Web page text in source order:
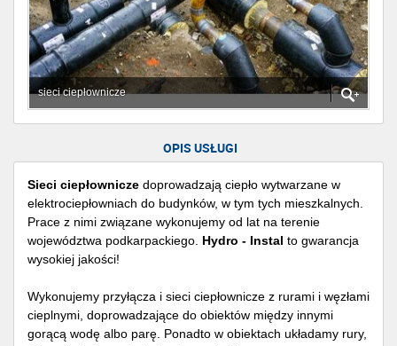
sieci ciepłownicze
OPIS USŁUGI
Sieci ciepłownicze doprowadzają ciepło wytwarzane w
elektrociepłowniach do budynków, w tym tych mieszkalnych.
Prace z nimi związane wykonujemy od lat na terenie
województwa podkarpackiego. Hydro - Instal to gwarancja
wysokiej jakości!
Wykonujemy przyłącza i sieci ciepłownicze z rurami i węzłami
cieplnymi, doprowadzające do obiektów między innymi
gorącą wodę albo parę. Ponadto w obiektach układamy rury,